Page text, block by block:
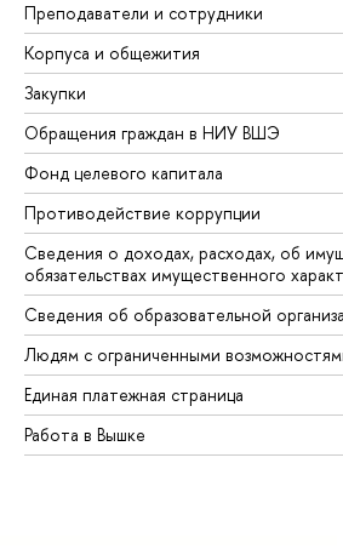
Преподаватели и сотрудники
Корпуса и общежития
Закупки
Обращения граждан в НИУ ВШЭ
Фонд целевого капитала
Противодействие коррупции
Сведения о доходах, расходах, об
обязательствах имущественного
Сведения об образовательной
Людям с ограниченными
Единая платежная страница
Работа в Вышке